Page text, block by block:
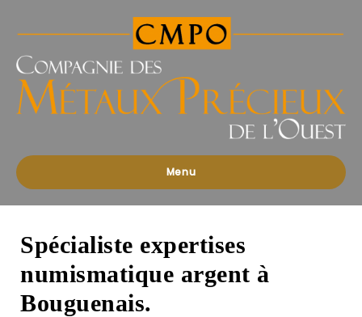
des
Précieux
l'Ouest
Menu
Spécialiste expertises
numismatique argent à
Bouguenais.